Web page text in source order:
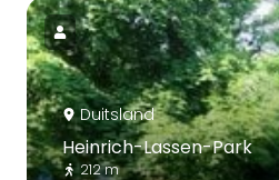
Duitsland
Heinrich-Lassen-Park
212 m